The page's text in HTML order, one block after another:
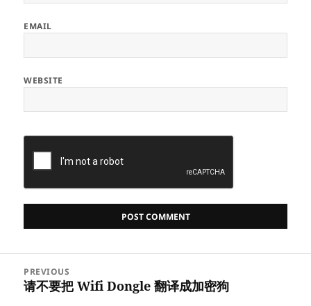
EMAIL
WEBSITE
navigation
PREVIOUS
Previous
请不要把 Wifi Dongle 翻译成加密狗